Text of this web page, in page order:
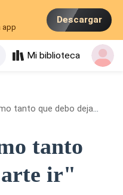
app
Descargar
Mi biblioteca
tanto que debo dejarte ir"
tanto
ir"